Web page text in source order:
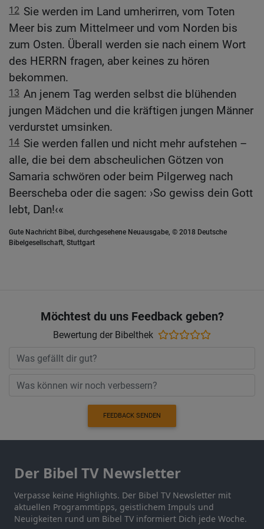
12 Sie werden im Land umherirren, vom Toten
Meer bis zum Mittelmeer und vom Norden bis
zum Osten. Überall werden sie nach einem Wort
des HERRN fragen, aber keines zu hören
bekommen.
13 An jenem Tag werden selbst die blühenden
jungen Mädchen und die kräftigen jungen Männer
verdurstet umsinken.
14 Sie werden fallen und nicht mehr aufstehen –
alle, die bei dem abscheulichen Götzen von
Samaria schwören oder beim Pilgerweg nach
Beerscheba oder die sagen: ›So gewiss dein Gott
lebt, Dan!‹«
Gute Nachricht Bibel, durchgesehene Neuausgabe, © 2018 Deutsche
Bibelgesellschaft, Stuttgart
Möchtest du uns Feedback geben?
Bewertung der Bibelthek
FEEDBACK SENDEN
Der Bibel TV Newsletter
Verpasse keine Highlights. Der Bibel TV Newsletter mit
aktuellen Programmtipps, geistlichem Impuls und
Neuigkeiten rund um Bibel TV informiert Dich jede Woche.